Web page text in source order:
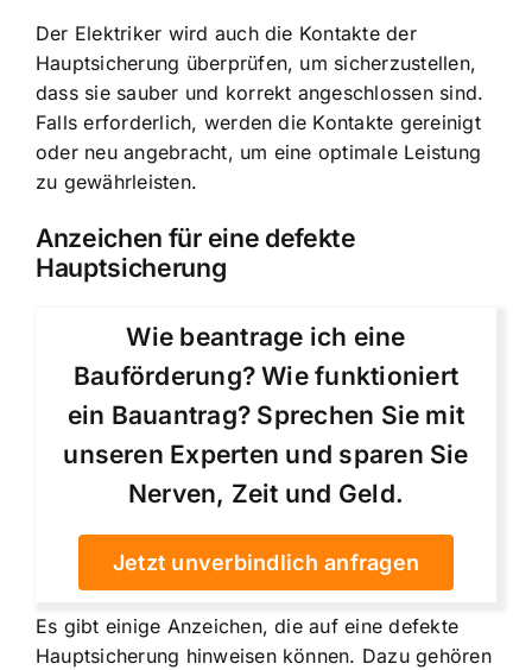
Der Elektriker wird auch die Kontakte der
Hauptsicherung überprüfen, um sicherzustellen,
dass sie sauber und korrekt angeschlossen sind.
Falls erforderlich, werden die Kontakte gereinigt
oder neu angebracht, um eine optimale Leistung
zu gewährleisten.
Anzeichen für eine defekte
Hauptsicherung
Wie beantrage ich eine
Bauförderung? Wie funktioniert
ein Bauantrag? Sprechen Sie mit
unseren Experten und sparen Sie
Nerven, Zeit und Geld.
Jetzt unverbindlich anfragen
Es gibt einige Anzeichen, die auf eine defekte
Hauptsicherung hinweisen können. Dazu gehören